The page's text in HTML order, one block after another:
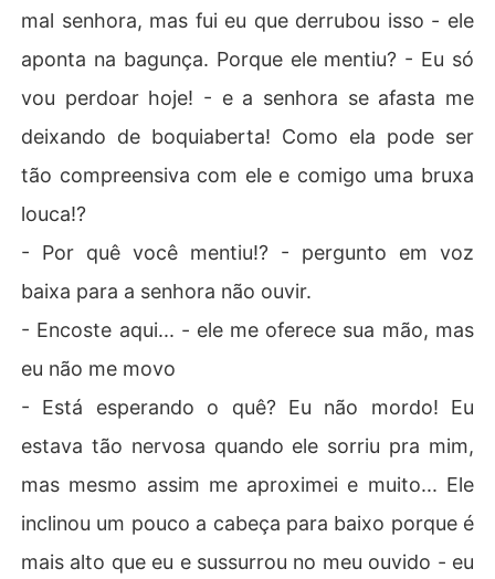
mal senhora, mas fui eu que derrubou isso - ele
aponta na bagunça. Porque ele mentiu? - Eu só
vou perdoar hoje! - e a senhora se afasta me
deixando de boquiaberta! Como ela pode ser
tão compreensiva com ele e comigo uma bruxa
louca!?
- Por quê você mentiu!? - pergunto em voz
baixa para a senhora não ouvir.
- Encoste aqui... - ele me oferece sua mão, mas
eu não me movo
- Está esperando o quê? Eu não mordo! Eu
estava tão nervosa quando ele sorriu pra mim,
mas mesmo assim me aproximei e muito... Ele
inclinou um pouco a cabeça para baixo porque é
mais alto que eu e sussurrou no meu ouvido - eu